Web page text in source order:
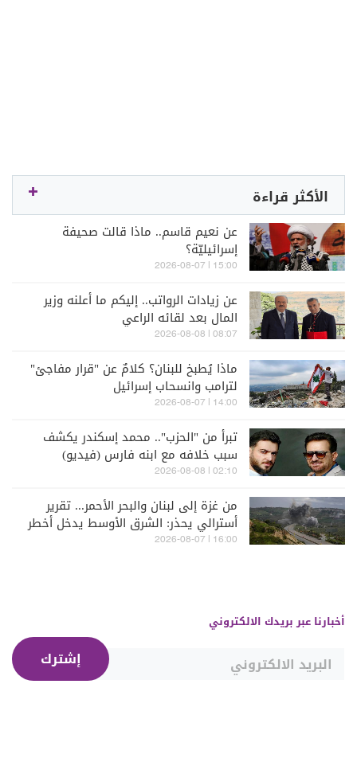
الأكثر قراءة
عن نعيم قاسم.. ماذا قالت صحيفة
إسرائيليّة؟
15:00 | 2026-08-07
عن زيادات الرواتب.. إليكم ما أعلنه وزير
المال بعد لقائه الراعي
08:07 | 2026-08-08
ماذا يُطبخ للبنان؟ كلامٌ عن "قرار مفاجئ"
لترامب وانسحاب إسرائيل
14:00 | 2026-08-07
تبرأ من "الحزب".. محمد إسكندر يكشف
سبب خلافه مع ابنه فارس (فيديو)
02:10 | 2026-08-08
من غزة إلى لبنان والبحر الأحمر... تقرير
أسترالي يحذر: الشرق الأوسط يدخل أخطر
مراحله
16:00 | 2026-08-07
أخبارنا عبر بريدك الالكتروني
إشترك